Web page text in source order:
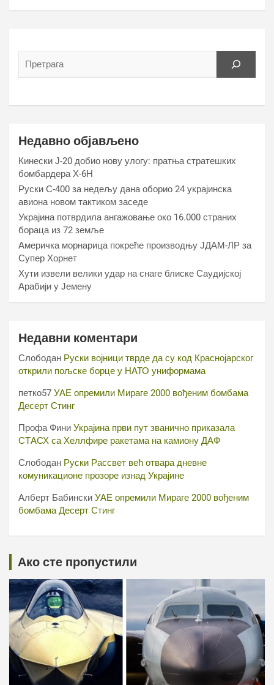
Недавно објављено
Кинески Ј-20 добио нову улогу: пратња стратешких
бомбардера Х-6Н
Руски С-400 за недељу дана оборио 24 украјинска
авиона новом тактиком заседе
Украјина потврдила ангажовање око 16.000 страних
бораца из 72 земље
Америчка морнарица покреће производњу ЈДАМ-ЛР за
Супер Хорнет
Хути извели велики удар на снаге блиске Саудијској
Арабији у Јемену
Недавни коментари
Слободан Руски војници тврде да су код Краснојарског
открили пољске борце у НАТО униформама
петко57 УАЕ опремили Мираге 2000 вођеним бомбама
Десерт Стинг
Профа Фини Украјина први пут званично приказала
СТАСХ са Хеллфире ракетама на камиону ДАФ
Слободан Руски Рассвет већ отвара дневне
комуникационе прозоре изнад Украјине
Алберт Бабински УАЕ опремили Мираге 2000 вођеним
бомбама Десерт Стинг
Ако сте пропустили